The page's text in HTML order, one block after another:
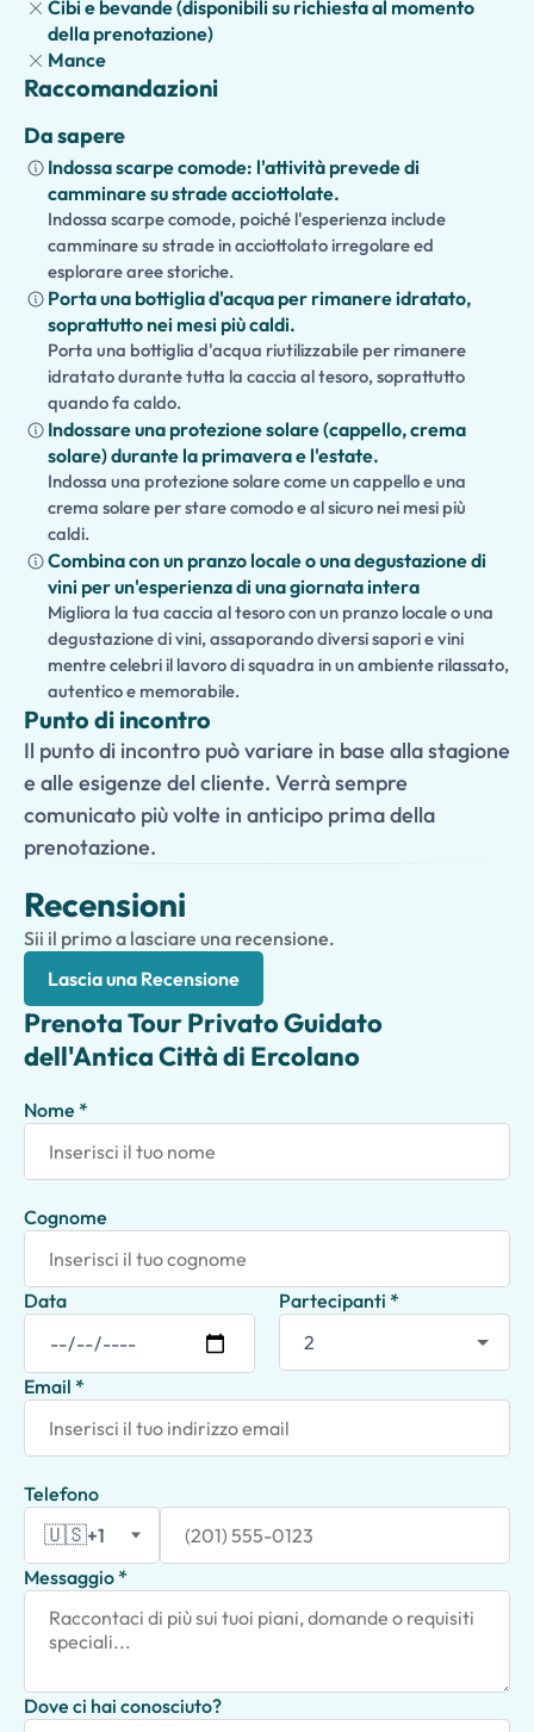
Cibi e bevande (disponibili su richiesta al momento
della prenotazione)
Mance
Raccomandazioni
Da sapere
Indossa scarpe comode: l'attività prevede di
camminare su strade acciottolate.
Indossa scarpe comode, poiché l'esperienza include
camminare su strade in acciottolato irregolare ed
esplorare aree storiche.
Porta una bottiglia d'acqua per rimanere idratato,
soprattutto nei mesi più caldi.
Porta una bottiglia d'acqua riutilizzabile per rimanere
idratato durante tutta la caccia al tesoro, soprattutto
quando fa caldo.
Indossare una protezione solare (cappello, crema
solare) durante la primavera e l'estate.
Indossa una protezione solare come un cappello e una
crema solare per stare comodo e al sicuro nei mesi più
caldi.
Combina con un pranzo locale o una degustazione di
vini per un'esperienza di una giornata intera
Migliora la tua caccia al tesoro con un pranzo locale o una
degustazione di vini, assaporando diversi sapori e vini
mentre celebri il lavoro di squadra in un ambiente rilassato,
autentico e memorabile.
Punto di incontro
Il punto di incontro può variare in base alla stagione
e alle esigenze del cliente. Verrà sempre
comunicato più volte in anticipo prima della
prenotazione.
Recensioni
Sii il primo a lasciare una recensione.
Lascia una Recensione
Prenota Tour Privato Guidato
dell'Antica Città di Ercolano
Nome *
Cognome
Data Partecipanti *
Email *
Telefono
🇺🇸+1
Messaggio *
Dove ci hai conosciuto?